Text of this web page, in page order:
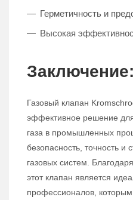
Герметичность и
Высокая
Заключение:
Газовый клапан
эффективное решение
газа в промышленных
безопасность, точность и
газовых систем.
этот клапан является
профессионалов,